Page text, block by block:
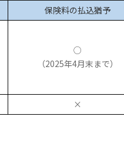
保険料の払込猶予
○
（2025年4月末まで）
×